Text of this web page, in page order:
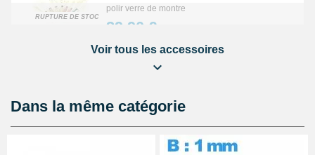
RUPTURE DE STOCK
polir verre de montre
39,90 €
Voir tous les accessoires
Dans la même catégorie